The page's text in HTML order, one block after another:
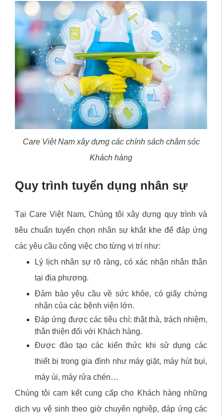
Care Việt Nam xây dựng các chính sách chăm sóc
Khách hàng
Quy trình tuyển dụng nhân sự
Tại Care Việt Nam, Chúng tôi xây dựng quy trình và
tiêu chuẩn tuyển chọn nhân sự khắt khe để đáp ứng
các yêu cầu công việc cho từng vị trí như:
Lý lịch nhân sự rõ ràng, có xác nhận nhân thân
tại địa phương.
Đảm bảo yêu cầu về sức khỏe, có giấy chứng
nhận của các bệnh viện lớn.
Đáp ứng được các tiêu chí: thật thà, trách nhiệm,
thân thiện đối với Khách hàng.
Được đào tạo các kiến thức khi sử dụng các
thiết bị trong gia đình như máy giặt, máy hút bụi,
máy ùi, máy rửa chén…
Chúng tôi cam kết cung cấp cho Khách hàng những
dịch vụ vệ sinh theo giờ chuyên nghiệp, đáp ứng các